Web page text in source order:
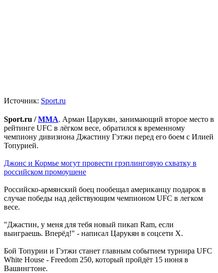
Источник: Sport.ru
Sport.ru /ММА. Арман Царукян, занимающий второе место в
рейтинге UFC в лёгком весе, обратился к временному
чемпиону дивизиона Джастину Гэтжи перед его боем с Илией
Топурией.
Джонс и Кормье могут провести грэплинговую схватку в
российском промоушене
Российско-армянский боец пообещал американцу подарок в
случае победы над действующим чемпионом UFC в легком
весе.
"Джастин, у меня для тебя новый пикап Ram, если
выиграешь. Вперёд!" - написал Царукян в соцсети X.
Бой Топурии и Гэтжи станет главным событием турнира UFC
White House - Freedom 250, который пройдёт 15 июня в
Вашингтоне.